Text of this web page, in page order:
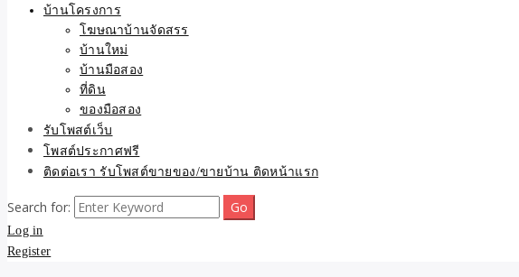
บ้านโครงการ
โฆษณาบ้านจัดสรร
บ้านใหม่
บ้านมือสอง
ที่ดิน
ของมือสอง
รับโพสต์เว็บ
โพสต์ประกาศฟรี
ติดต่อเรา รับโพสต์ขายของ/ขายบ้าน ติดหน้าแรก
Search for:
Log in
Register